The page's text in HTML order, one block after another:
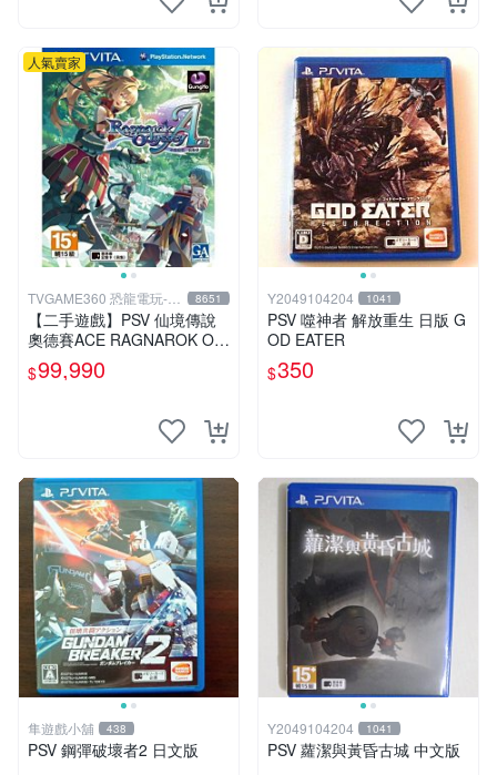
人氣賣家
TVGAME360 恐龍電玩-台
中店
8651
【二手遊戲】PSV 仙境傳說
奧德賽ACE RAGNAROK OD
YSSEY ACE 中文版【台中恐
龍電玩】
$99,990
Y2049104204 1041
PSV 噬神者 解放重生 日版 G
OD EATER
$350
隼遊戲小舖 438
PSV 鋼彈破壞者2 日文版
Y2049104204 1041
PSV 蘿潔與黃昏古城 中文版